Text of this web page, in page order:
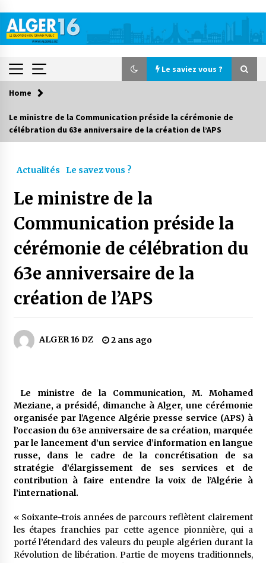
content
Le saviez vous ?
Le saviez vous ?
Début des camps d’été pour un deuxième
groupe d’enfants autistes
Parking de la Promenade des Sablettes : Mis en
service de bornes automatiques
5 jours ago
Carte Chiffa : Mise à jour au niveau des
Droit de change : Le CPA lance une carte VISA
dédiée aux voyages à l’étranger
2 semaines ago
En service à partir du 1er août prochain :
Lancement de la plateforme numérique dédiée
à l’importation
Affaires religieuses : Ouverture des
candidatures au concours du Prix national du
meilleur prêche du vendredi
2 semaines ago
Home
Le ministre de la Communication préside la cérémonie de
célébration du 63e anniversaire de la création de l’APS
Actualités Le savez vous ?
Le ministre de la
Communication préside la
cérémonie de célébration du
63e anniversaire de la
création de l’APS
ALGER 16 DZ 2 ans ago
Le ministre de la Communication, M. Mohamed
Meziane, a présidé, dimanche à Alger, une cérémonie
organisée par l’Agence Algérie presse service (APS) à
l’occasion du 63e anniversaire de sa création, marquée
par le lancement d’un service d’information en langue
russe, dans le cadre de la concrétisation de sa
stratégie d’élargissement de ses services et de
contribution à faire entendre la voix de l’Algérie à
l’international.
« Soixante-trois années de parcours reflètent clairement
les étapes franchies par cette agence pionnière, qui a
porté l’étendard des valeurs du peuple algérien durant la
Révolution de libération. Partie de moyens traditionnels,